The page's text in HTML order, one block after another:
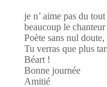
je n’ aime pas du
beaucoup le chanteur
Poète sans nul
Tu verras que plus
Béart !
Bonne journée
Amitié